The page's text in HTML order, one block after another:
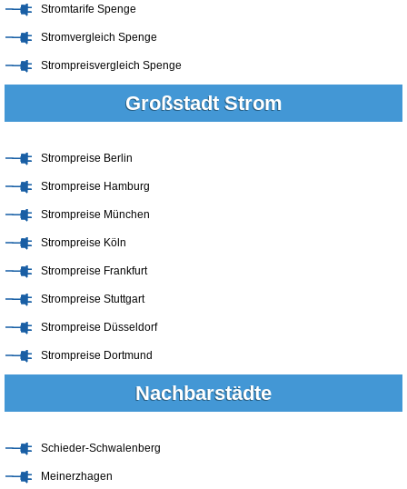
Stromtarife Spenge
Stromvergleich Spenge
Strompreisvergleich Spenge
Großstadt Strom
Strompreise Berlin
Strompreise Hamburg
Strompreise München
Strompreise Köln
Strompreise Frankfurt
Strompreise Stuttgart
Strompreise Düsseldorf
Strompreise Dortmund
Nachbarstädte
Schieder-Schwalenberg
Meinerzhagen